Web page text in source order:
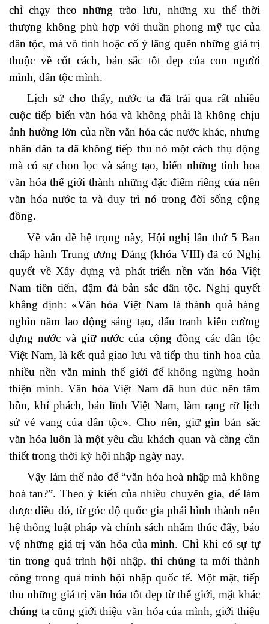
chỉ chạy theo những trào lưu, những xu thế thời
thượng không phù hợp với thuần phong mỹ tục của
dân tộc, mà vô tình hoặc cố ý lãng quên những giá trị
thuộc về cốt cách, bản sắc tốt đẹp của con người
mình, dân tộc mình.
Lịch sử cho thấy, nước ta đã trải qua rất nhiều
cuộc tiếp biến văn hóa và không phải là không chịu
ảnh hưởng lớn của nền văn hóa các nước khác, nhưng
nhân dân ta đã không tiếp thu nó một cách thụ động
mà có sự chon lọc và sáng tạo, biến những tinh hoa
văn hóa thế giới thành những đặc điểm riêng của nền
văn hóa nước ta và duy trì nó trong đời sống cộng
đồng.
Về vấn đề hệ trọng này, Hội nghị lần thứ 5 Ban
chấp hành Trung ương Đảng (khóa VIII) đã có Nghị
quyết về Xây dựng và phát triển nền văn hóa Việt
Nam tiên tiến, đậm đà bản sắc dân tộc. Nghị quyết
khẳng định: «Văn hóa Việt Nam là thành quả hàng
nghìn năm lao động sáng tạo, đấu tranh kiên cường
dựng nước và giữ nước của cộng đồng các dân tộc
Việt Nam, là kết quả giao lưu và tiếp thu tinh hoa của
nhiều nền văn minh thế giới để không ngừng hoàn
thiện mình. Văn hóa Việt Nam đã hun đúc nên tâm
hồn, khí phách, bản lĩnh Việt Nam, làm rạng rỡ lịch
sử vẻ vang của dân tộc». Cho nên, giữ gìn bản sắc
văn hóa luôn là một yêu cầu khách quan và càng cần
thiết trong thời kỳ hội nhập ngày nay.
Vậy làm thế nào để “văn hóa hoà nhập mà không
hoà tan?”. Theo ý kiến của nhiều chuyên gia, để làm
được điều đó, từ góc độ quốc gia phải hình thành nên
hệ thống luật pháp và chính sách nhằm thúc đẩy, bảo
vệ những giá trị văn hóa của mình. Chỉ khi có sự tự
tin trong quá trình hội nhập, thì chúng ta mới thành
công trong quá trình hội nhập quốc tế. Một mặt, tiếp
thu những giá trị văn hóa tốt đẹp từ thế giới, mặt khác
chúng ta cũng giới thiệu văn hóa của mình, giới thiệu